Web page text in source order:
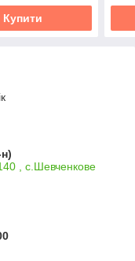
Купити
, с.Шевченкове